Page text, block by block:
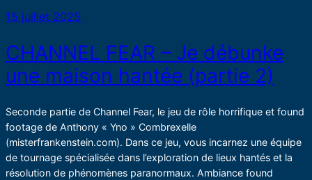
15 juillet 2025
CHANNEL FEAR – Je débunke
une maison hantée (partie 2)
Seconde partie de Channel Fear, le jeu de rôle horrifique et found
footage de Anthony « Yno » Combrexelle
(misterfrankenstein.com). Dans ce jeu, vous incarnez une équipe
de tournage spécialisée dans l’exploration de lieux hantés et la
résolution de phénomènes paranormaux. Ambiance found